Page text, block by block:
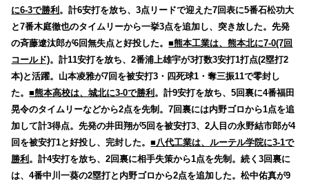
に6-3で勝利 。計6安打を放ち、3点リードで迎えた7回表に5番石松功大
と7番木庭徹也のタイムリーから一挙3点を追加し、突き放した。先発
の斉藤遼汰郎が6回無失点と好投した。■熊本工業は、熊本北に7-0(7回
コールド)。計11安打を放ち、2番浦上雄宇が3打数3安打1打点(2塁打2
本)と活躍。山本凌雅が7回を被安打3・四死球1・奪三振11で零封し
た。■熊本高校は、城北に3-0で勝利 。計9安打を放ち、5回裏に4番福田
晃令のタイムリーなどから2点を先制。7回裏には内野ゴロから1点を追
加して計3得点。先発の井田翔が5回を被安打3、2人目の永野結市郎が4
回を被安打1と好投し、完封した。■八代工業は、ルーテル学院に3-1で
勝利 。計4安打を放ち、2回裏に相手失策から1点を先制。続く3回裏に
は、4番中川一葵の2塁打と内野ゴロから2点を追加した。松中佑真が9